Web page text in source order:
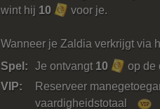
wint hij 10 voor je.
Wanneer je Zaldia verkrijgt via
Spel:
Je ontvangt 10
op de
VIP:
Reserveer
vaardigheidstotaal